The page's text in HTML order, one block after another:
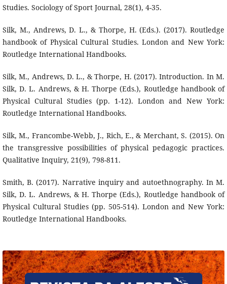
Studies. Sociology of Sport Journal, 28(1), 4-35.
Silk, M., Andrews, D. L., & Thorpe, H. (Eds.). (2017). Routledge
handbook of Physical Cultural Studies. London and New York:
Routledge International Handbooks.
Silk, M., Andrews, D. L., & Thorpe, H. (2017). Introduction. In M.
Silk, D. L. Andrews, & H. Thorpe (Eds.), Routledge handbook of
Physical Cultural Studies (pp. 1-12). London and New York:
Routledge International Handbooks.
Silk, M., Francombe-Webb, J., Rich, E., & Merchant, S. (2015). On
the transgressive possibilities of physical pedagogic practices.
Qualitative Inquiry, 21(9), 798-811.
Smith, B. (2017). Narrative inquiry and autoethnography. In M.
Silk, D. L. Andrews, & H. Thorpe (Eds.), Routledge handbook of
Physical Cultural Studies (pp. 505-514). London and New York:
Routledge International Handbooks.